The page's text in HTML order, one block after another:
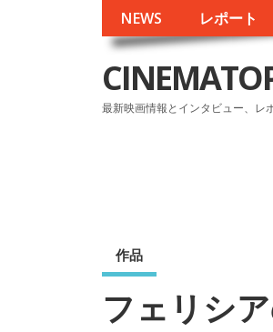
NEWS レポート
最新映画情報とインタビュー、レ
作品
フェリシ